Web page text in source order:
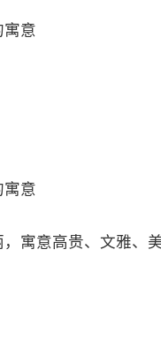
寓意
寓意
寓意高贵、文雅、